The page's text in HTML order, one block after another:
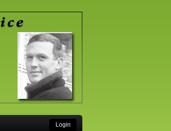
Login